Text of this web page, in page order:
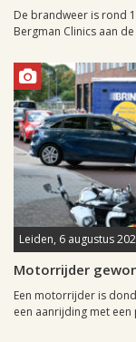
De brandweer is rond
Bergman Clinics aan
Leiden, 6 augustus
Motorrijder
Een motorrijder is
een aanrijding met